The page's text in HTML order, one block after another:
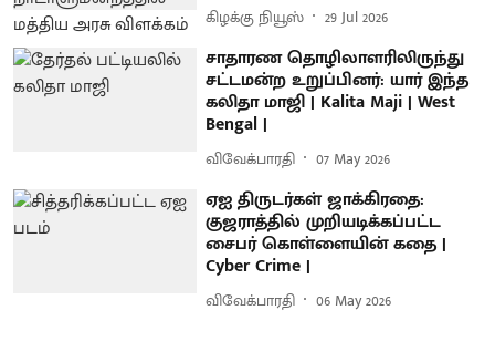
கிழக்கு நியூஸ் 29 Jul 2026
சாதாரண தொழிலாளரிலிருந்து
சட்டமன்ற உறுப்பினர்: யார் இந்த
கலிதா மாஜி | Kalita Maji | West
Bengal |
விவேக்பாரதி 07 May 2026
ஏஐ திருடர்கள் ஜாக்கிரதை:
குஜராத்தில் முறியடிக்கப்பட்ட
சைபர் கொள்ளையின் கதை |
Cyber Crime |
விவேக்பாரதி 06 May 2026